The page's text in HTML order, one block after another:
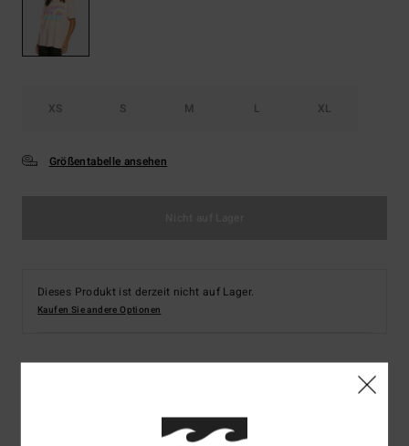
XS S M L XL
Größentabelle ansehen
Dieses Produkt ist derzeit nicht auf Lager.
Kaufen Sie andere Optionen
Frauen Orange T-Shirt